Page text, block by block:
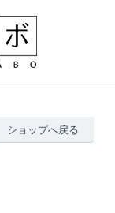
ショップへ戻る